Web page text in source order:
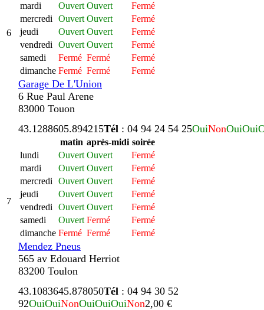
6
mardi
Ouvert Ouvert
Fermé
mercredi
Ouvert Ouvert
Fermé
jeudi
Ouvert Ouvert
Fermé
vendredi
Ouvert Ouvert
Fermé
samedi
Fermé Fermé
Fermé
dimanche Fermé Fermé Fermé
Garage De L'Union
6 Rue Paul Arene
83000 Touon
7
43.1288605.894215Tél : 04 94 24 54 25OuiNonOuiOui
matin après-midi soirée
lundi
Ouvert Ouvert
Fermé
mardi
Ouvert Ouvert
Fermé
mercredi
Ouvert Ouvert
Fermé
jeudi
Ouvert Ouvert
Fermé
vendredi
Ouvert Ouvert
Fermé
samedi
Ouvert Fermé
Fermé
dimanche Fermé Fermé Fermé
Mendez Pneus
565 av Edouard Herriot
83200 Toulon
43.1083645.878050Tél : 04 94 30 52
92OuiOuiNonOuiOuiOuiNon2,00 €